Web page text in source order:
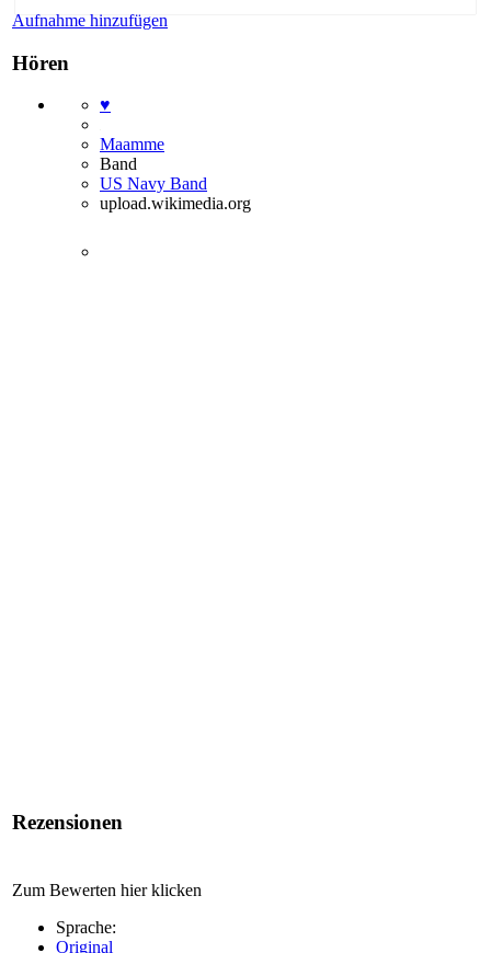
Aufnahme hinzufügen
Hören
♥
Maamme
Band
US Navy Band
upload.wikimedia.org
Rezensionen
Zum Bewerten hier klicken
Sprache:
Original